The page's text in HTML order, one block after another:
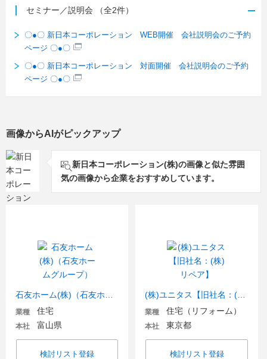
セミナー／説明会 （全2件）
〇●〇 新日本コーポレーション WEB開催 会社説明会のご予約
ページ 〇●〇
〇●〇 新日本コーポレーション 対面開催 会社説明会のご予約
ページ 〇●〇
画像からAIがピックアップ
新日本コーポレーション(株)の画像と似た雰囲
気の画像から企業をおすすめしています。
業種 住宅
本社 富山県
検討リスト登録
業種 住宅（リフォーム）
本社 東京都
検討リスト登録